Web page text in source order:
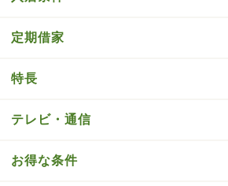
定期借家
特長
テレビ・通信
お得な条件